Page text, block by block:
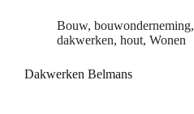
Bouw, bouwonderneming,
dakwerken, hout, Wonen
Dakwerken Belmans